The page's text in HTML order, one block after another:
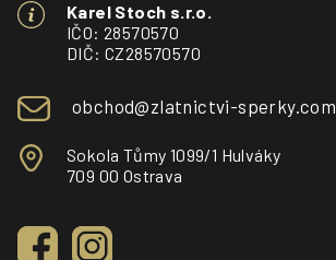
Karel Stoch s.r.o.
IČO: 28570570
DIČ: CZ28570570
obchod@zlatnictvi-sperky.com
Sokola Tůmy 1099/1 Hulváky
709 00 Ostrava